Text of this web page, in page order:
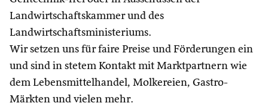
Landwirtschaftskammer und des
Landwirtschaftsministeriums.
Wir setzen uns für faire Preise und Förderungen ein
und sind in stetem Kontakt mit Marktpartnern wie
dem Lebensmittelhandel, Molkereien, Gastro-
Märkten und vielen mehr.